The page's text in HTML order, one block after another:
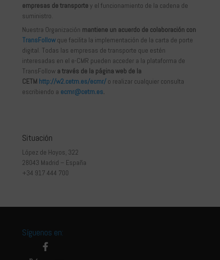
empresas de transporte y el funcionamiento de la cadena de
suministro.
Nuestra Organización mantiene un acuerdo de colaboración con
TransFollowque facilita la implementación de la carta de porte
digital. Todas las empresas de transporte que estén
interesadas en el e-CMR pueden acceder a la plataforma de
TransFollow a través de la página web de la
CETM http://w2.cetm.es/ecmr/ o realizar cualquier consulta
escribiendo a ecmr@cetm.es.
Situación
López de Hoyos, 322
28043 Madrid – España
+34 917 444 700
Síguenos en: